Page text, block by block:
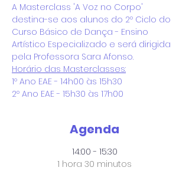
A Masterclass 'A Voz no Corpo'
destina-se aos alunos do 2º Ciclo do
Curso Básico de Dança - Ensino
Artístico Especializado e será dirigida
pela Professora Sara Afonso.
Horário das Masterclasses:
1º Ano EAE - 14h00 às 15h30
2º Ano EAE - 15h30 às 17h00
Agenda
14:00 - 15:30
1 hora 30 minutos